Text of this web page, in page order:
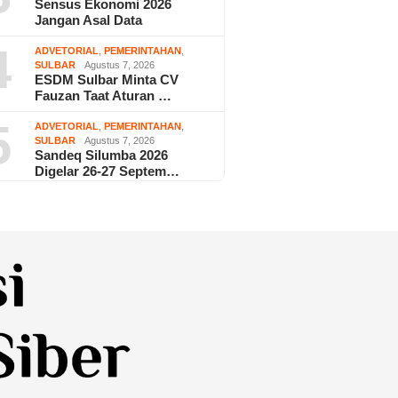
Sensus Ekonomi 2026
Jangan Asal Data
ADVETORIAL ,PEMERINTAHAN
SULBAR
Agustus 7, 2026
ESDM Sulbar Minta CV
Fauzan Taat Aturan …
ADVETORIAL ,PEMERINTAHAN
SULBAR
Agustus 7, 2026
Sandeq Silumba 2026
Digelar 26-27 Septem…